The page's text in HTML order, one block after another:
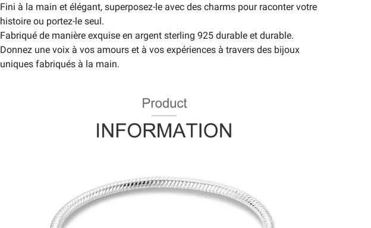
Fini à la main et élégant, superposez-le avec des charms pour raconter votre
histoire ou portez-le seul.
Fabriqué de manière exquise en argent sterling 925 durable et durable.
Donnez une voix à vos amours et à vos expériences à travers des bijoux
uniques fabriqués à la main.